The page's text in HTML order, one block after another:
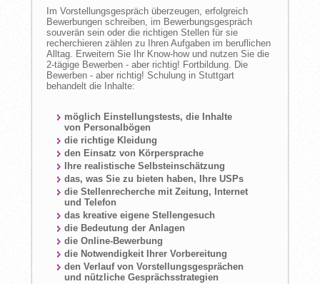
Im Vorstellungsgespräch überzeugen, erfolgreich
Bewerbungen schreiben, im Bewerbungsgespräch
souverän sein oder die richtigen Stellen für sie
recherchieren zählen zu Ihren Aufgaben im beruflichen
Alltag. Erweitern Sie Ihr Know-how und nutzen Sie die
2-tägige Bewerben - aber richtig! Fortbildung. Die
Bewerben - aber richtig! Schulung in Stuttgart
behandelt die Inhalte:
möglich Einstellungstests, die Inhalte
von Personalbögen
die richtige Kleidung
den Einsatz von Körpersprache
Ihre realistische Selbsteinschätzung
das, was Sie zu bieten haben, Ihre USPs
die Stellenrecherche mit Zeitung, Internet
und Telefon
das kreative eigene Stellengesuch
die Bedeutung der Anlagen
die Online-Bewerbung
die Notwendigkeit Ihrer Vorbereitung
den Verlauf von Vorstellungsgesprächen
und nützliche Gesprächsstrategien